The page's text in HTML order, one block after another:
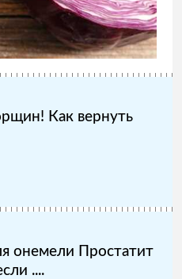
Как вернуть
онемели Простатит
....